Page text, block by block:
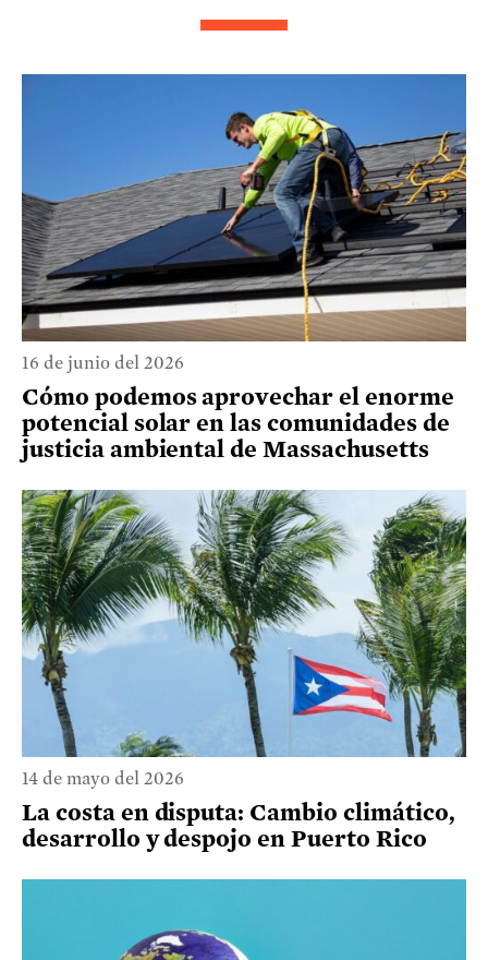
16 de junio del 2026
Cómo podemos aprovechar el enorme
potencial solar en las comunidades de
justicia ambiental de Massachusetts
14 de mayo del 2026
La costa en disputa: Cambio climático,
desarrollo y despojo en Puerto Rico